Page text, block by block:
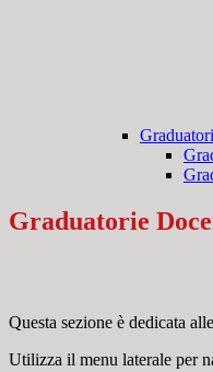
Graduatorie
Questa sezione è dedicata
Utilizza il menu laterale per